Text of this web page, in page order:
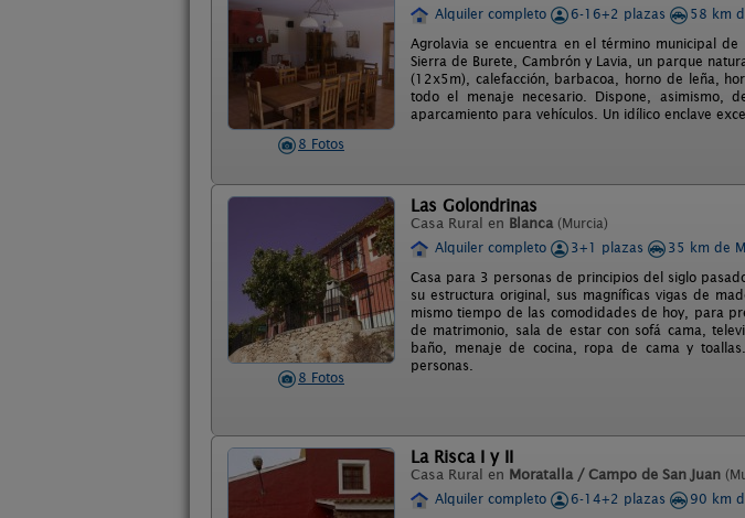
8 Fotos
Alquiler completo
6-16+2 plazas
58 km
Agrolavia se encuentra en el término municipal
Sierra de Burete, Cambrón y Lavia, un parque
(12x5m), calefacción, barbacoa, horno de leña,
todo el menaje necesario. Dispone, asimismo,
aparcamiento para vehículos. Un idílico enclave
8 Fotos
Las Golondrinas
Casa Rural en Blanca (Murcia)
Alquiler completo
3+1 plazas
35 km de
Casa para 3 personas de principios del siglo
su estructura original, sus magníficas vigas de
mismo tiempo de las comodidades de hoy, para
de matrimonio, sala de estar con sofá cama,
baño, menaje de cocina, ropa de cama y
personas.
La Risca I y II
Casa Rural en Moratalla / Campo de San Juan
Alquiler completo
6-14+2 plazas
90 km